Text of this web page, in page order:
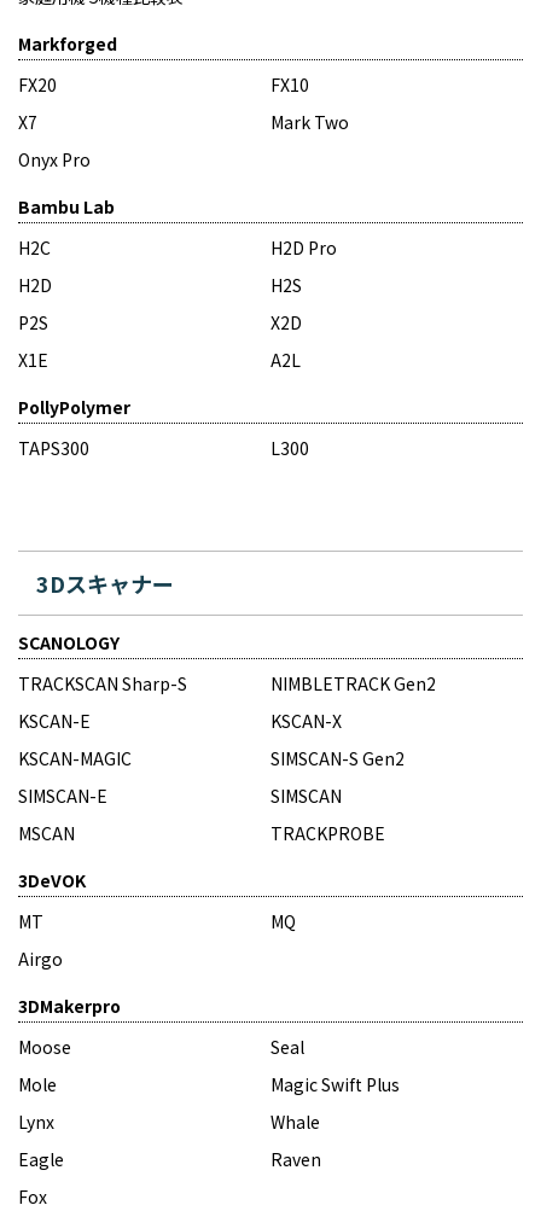
Markforged
FX20
FX10
X7
Mark Two
Onyx Pro
Bambu Lab
H2C
H2D Pro
H2D
H2S
P2S
X2D
X1E
A2L
PollyPolymer
TAPS300
L300
3Dスキャナー
SCANOLOGY
TRACKSCAN Sharp-S
NIMBLETRACK Gen2
KSCAN-E
KSCAN-X
KSCAN-MAGIC
SIMSCAN-S Gen2
SIMSCAN-E
SIMSCAN
MSCAN
TRACKPROBE
3DeVOK
MT
MQ
Airgo
3DMakerpro
Moose
Seal
Mole
Magic Swift Plus
Lynx
Whale
Eagle
Raven
Fox